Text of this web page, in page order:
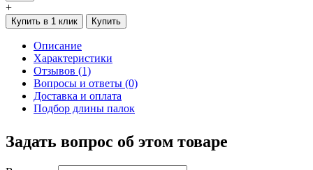
+
Купить в 1 клик Купить
Описание
Характеристики
Отзывов (1)
Вопросы и ответы (0)
Доставка и оплата
Подбор длины палок
Задать вопрос об этом товаре